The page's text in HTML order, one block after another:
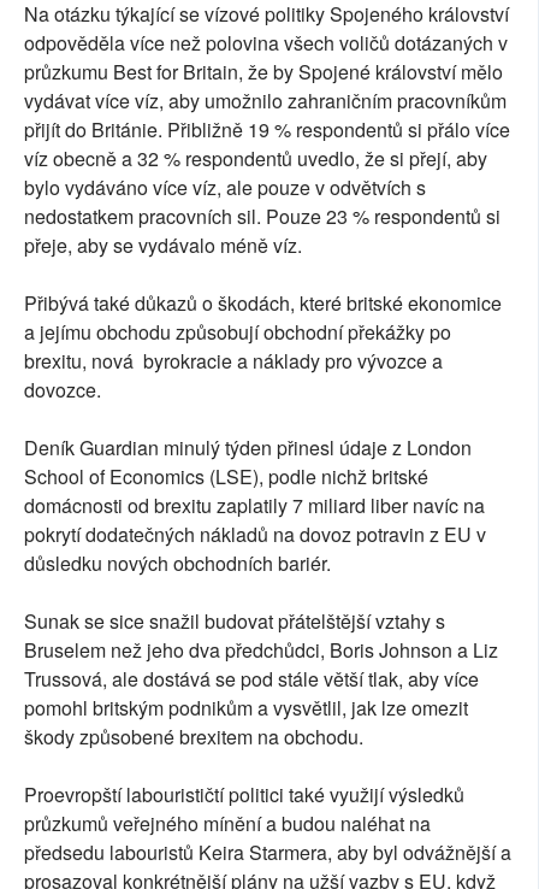
Na otázku týkající se vízové politiky Spojeného království
odpověděla více než polovina všech voličů dotázaných v
průzkumu Best for Britain, že by Spojené království mělo
vydávat více víz, aby umožnilo zahraničním pracovníkům
přijít do Británie. Přibližně 19 % respondentů si přálo více
víz obecně a 32 % respondentů uvedlo, že si přejí, aby
bylo vydáváno více víz, ale pouze v odvětvích s
nedostatkem pracovních sil. Pouze 23 % respondentů si
přeje, aby se vydávalo méně víz.
Přibývá také důkazů o škodách, které britské ekonomice
a jejímu obchodu způsobují obchodní překážky po
brexitu, nová byrokracie a náklady pro vývozce a
dovozce.
Deník Guardian minulý týden přinesl údaje z London
School of Economics (LSE), podle nichž britské
domácnosti od brexitu zaplatily 7 miliard liber navíc na
pokrytí dodatečných nákladů na dovoz potravin z EU v
důsledku nových obchodních bariér.
Sunak se sice snažil budovat přátelštější vztahy s
Bruselem než jeho dva předchůdci, Boris Johnson a Liz
Trussová, ale dostává se pod stále větší tlak, aby více
pomohl britským podnikům a vysvětlil, jak lze omezit
škody způsobené brexitem na obchodu.
Proevropští labourističtí politici také využijí výsledků
průzkumů veřejného mínění a budou naléhat na
předsedu labouristů Keira Starmera, aby byl odvážnější a
prosazoval konkrétnější plány na užší vazby s EU, když